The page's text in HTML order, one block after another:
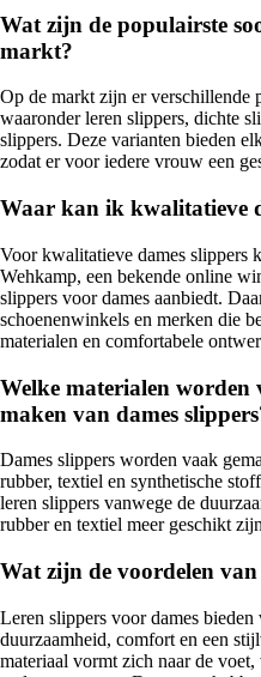
Wat zijn de populairste
markt?
Op de markt zijn er verschillende
waaronder leren slippers, dichte
slippers. Deze varianten bieden
zodat er voor iedere vrouw een
Waar kan ik kwalitatieve
Voor kwalitatieve dames slippers
Wehkamp, een bekende online
slippers voor dames aanbiedt.
schoenenwinkels en merken die
materialen en comfortabele
Welke materialen
maken van dames
Dames slippers worden vaak
rubber, textiel en synthetische
leren slippers vanwege de
rubber en textiel meer geschikt
Wat zijn de voordelen
Leren slippers voor dames
duurzaamheid, comfort en een
materiaal vormt zich naar de